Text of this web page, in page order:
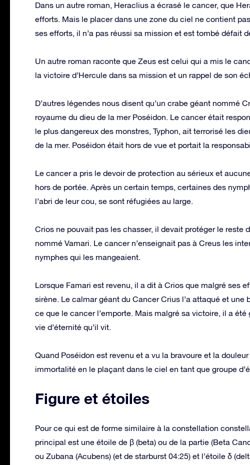
Dans un autre roman, Heraclius a écrasé le cancer, que
efforts. Mais le placer dans une zone du ciel ne contient
ses efforts, il n’a pas réussi sa mission et est tombé défait
Un autre roman raconte que Zeus est celui qui a mis le
la victoire d’Hercule dans sa mission et un rappel de son
D’autres légendes nous disent qu’un crabe géant nommé
royaume du dieu de la mer Poséidon. Le cancer était
le plus dangereux des monstres, Typhon, ait terrorisé les
de la mer. Poséidon était hors de vue et portait la
Le cancer a pris le devoir de protection au sérieux et
hors de portée. Après un certain temps, certaines des
l’abri de leur cou, se sont réfugiées au large.
Crios ne pouvait pas les chasser, il devait protéger le reste
nommé Vamari. Le cancer n’enseignait pas à Creus les
nymphes qui les mangeaient.
Lorsque Famari est revenu, il a dit à Crios que malgré ses
sirène. Le calmar géant du Cancer Crius l’a attaqué et une
ce que le cancer l’emporte. Mais malgré sa victoire, il a
vie d’éternité qu’il vit.
Quand Poséidon est revenu et a vu la bravoure et la
immortalité en le plaçant dans le ciel en tant que groupe
Figure et étoiles
Pour ce qui est de forme similaire à la constellation
principal est une étoile de β (beta) ou de la partie (Beta
ou Zubana (Acubens) (et de starburst 04:25) et l’étoile δ